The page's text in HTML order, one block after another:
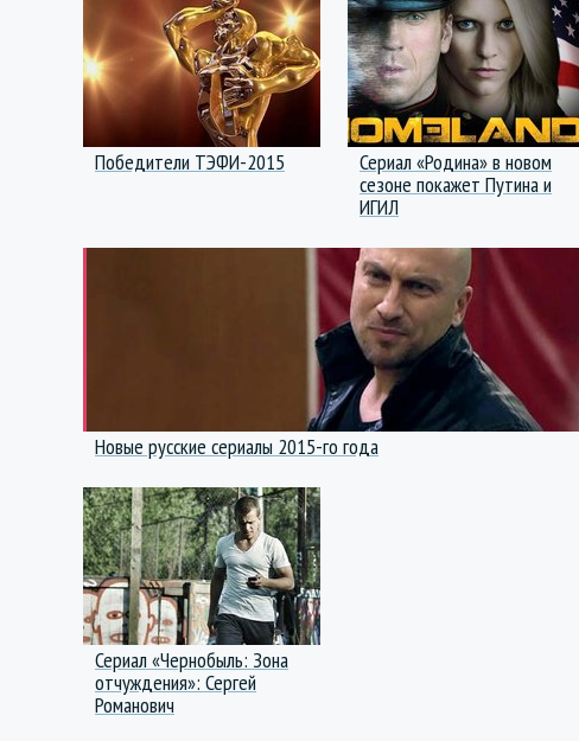
Победители ТЭФИ-2015
Сериал «Родина» в новом
сезоне покажет Путина и
ИГИЛ
Новые русские сериалы 2015-го года
Сериал «Чернобыль: Зона
отчуждения»: Сергей
Романович